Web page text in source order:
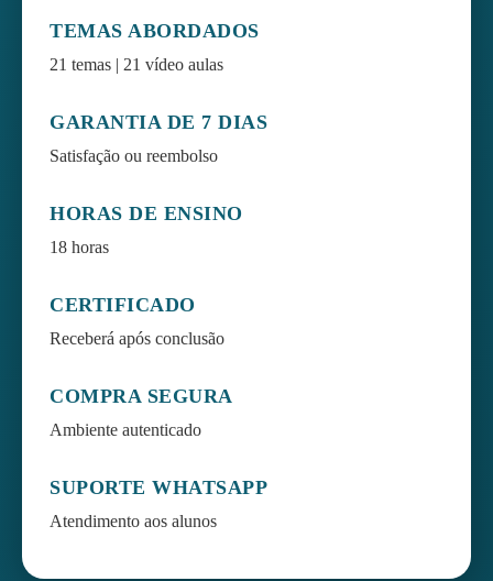
TEMAS ABORDADOS
21 temas | 21 vídeo aulas
GARANTIA DE 7 DIAS
Satisfação ou reembolso
HORAS DE ENSINO
18 horas
CERTIFICADO
Receberá após conclusão
COMPRA SEGURA
Ambiente autenticado
SUPORTE WHATSAPP
Atendimento aos alunos